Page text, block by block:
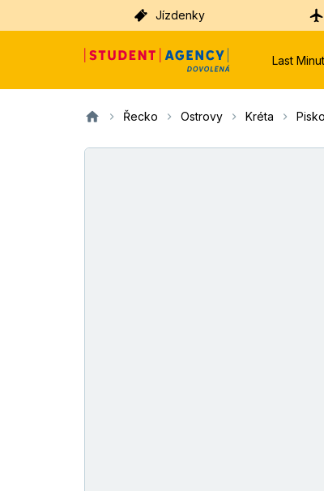
Jízdenky
Last
Řecko Ostrovy Kréta